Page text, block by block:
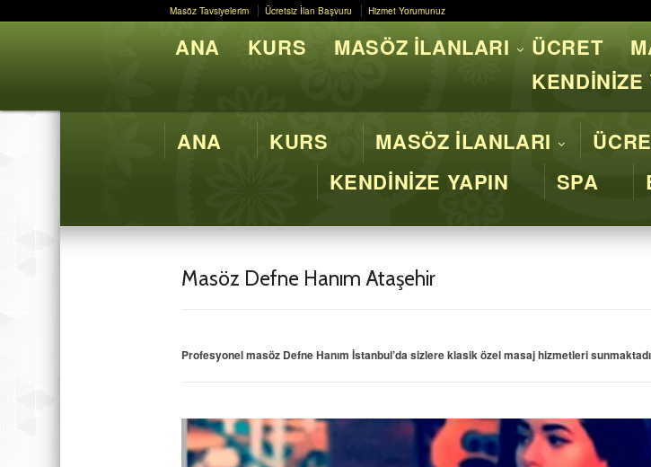
Masöz Tavsiyelerim Ücretsiz İlan Başvuru Hizmet Yorumunuz
Butik Masaj İstanbul -
ANA KURS MASÖZ İLANLARI
KENDİNİZE YAPIN
SPA
Masöz Defne Hanım Ataşehir
Profesyonel masöz Defne Hanım İstanbul’da sizlere klasik özel masaj hizmetleri
Masöz Tavsiyelerim Ücretsiz İlan Başvuru Hizmet Yorumunuz
ANA KURS MASÖZ İLANLARI ÜCRET
KENDİNİZE